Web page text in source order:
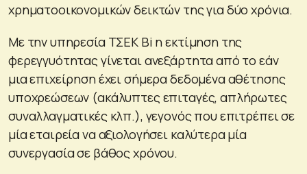
χρηματοοικονομικών δεικτών της για δύο χρόνια.
Με την υπηρεσία ΤΣΕΚ Bi η εκτίμηση της
φερεγγυότητας γίνεται ανεξάρτητα από το εάν
μια επιχείρηση έχει σήμερα δεδομένα αθέτησης
υποχρεώσεων (ακάλυπτες επιταγές, απλήρωτες
συναλλαγματικές κλπ.), γεγονός που επιτρέπει σε
μία εταιρεία να αξιολογήσει καλύτερα μία
συνεργασία σε βάθος χρόνου.